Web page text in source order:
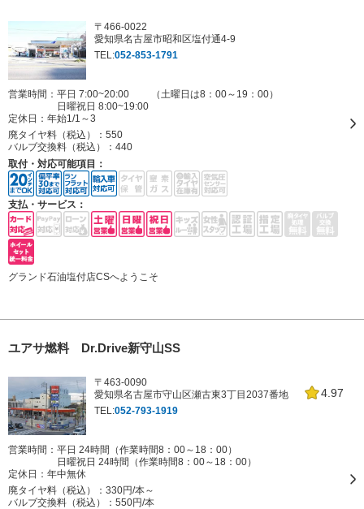
〒466-0022
愛知県名古屋市昭和区塩付通4-9
TEL:052-853-1791
営業時間：平日 7:00~20:00 （土曜日は8：00～19：00）
日曜祝日 8:00~19:00
定休日： 年始1/1～3
廃タイヤ料（税込）： 550
バルブ交換料（税込）： 440
取付・対応可能項目：
支払・サービス：
グランド石油塩付店CSへようこそ
ユアサ燃料 Dr.Drive新守山SS
4.97
〒463-0090
愛知県名古屋市守山区瀬古東3丁目2037番地
TEL:052-793-1919
営業時間：平日 24時間（作業時間8：00～18：00）
日曜祝日 24時間（作業時間8：00～18：00）
定休日： 年中無休
廃タイヤ料（税込）： 330円/本～
バルブ交換料（税込）： 550円/本